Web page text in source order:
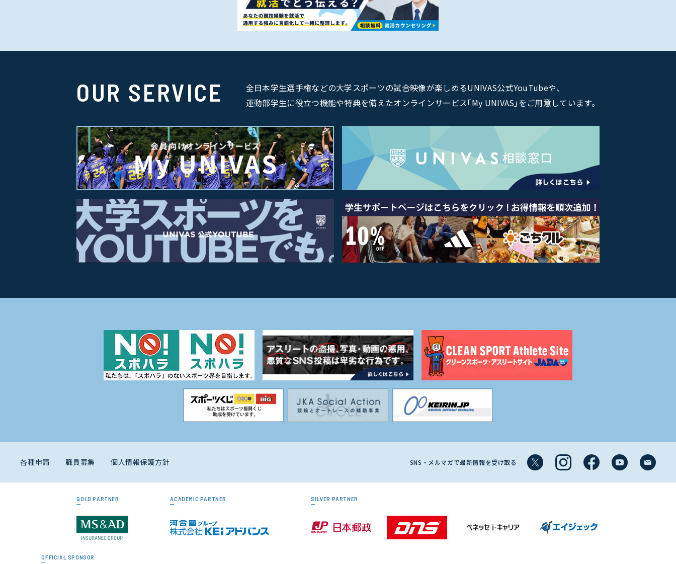
OUR SERVICE
全日本学生選手権などの大学スポーツの試合映像が楽しめるUNIVAS公式YouTubeや、
運動部学生に役立つ機能や特典を備えたオンラインサービス｢My UNIVAS｣をご用意しています。
各種申請 職員募集 個人情報保護方針 SNS・メルマガで最新情報を受け取る
GOLD PARTNER ACADEMIC PARTNER SILVER PARTNER
OFFICIAL SPONSOR